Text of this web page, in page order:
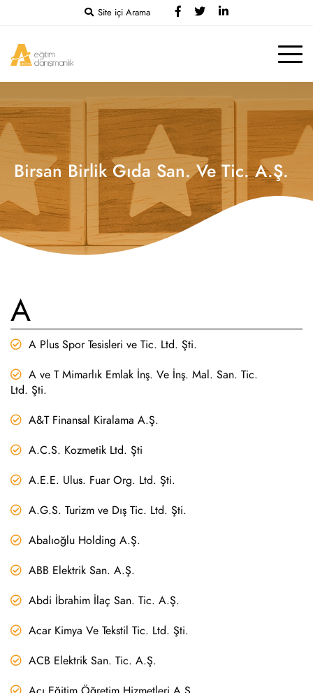
Site içi Arama
Birsan Birlik Gıda San. Ve Tic. A.Ş.
A
A Plus Spor Tesisleri ve Tic. Ltd. Şti.
A ve T Mimarlık Emlak İnş. Ve İnş. Mal. San. Tic.
Ltd. Şti.
A&T Finansal Kiralama A.Ş.
A.C.S. Kozmetik Ltd. Şti
A.E.E. Ulus. Fuar Org. Ltd. Şti.
A.G.S. Turizm ve Dış Tic. Ltd. Şti.
Abalıoğlu Holding A.Ş.
ABB Elektrik San. A.Ş.
Abdi İbrahim İlaç San. Tic. A.Ş.
Acar Kimya Ve Tekstil Tic. Ltd. Şti.
ACB Elektrik San. Tic. A.Ş.